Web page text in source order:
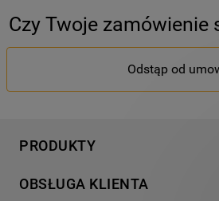
Czy Twoje zamówienie
Odstąp od
PRODUKTY
Chłodnictwo
OBSŁUGA KLIENTA